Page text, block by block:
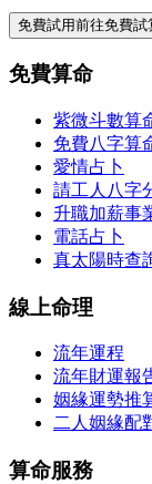
免費試用前往免費試
免費算命
紫微斗數算
免費八字算
愛情占卜
請工人八字
升職加薪事
電話占卜
真太陽時查
線上命理
流年運程
流年財運報
姻緣運勢推
二人姻緣配
算命服務